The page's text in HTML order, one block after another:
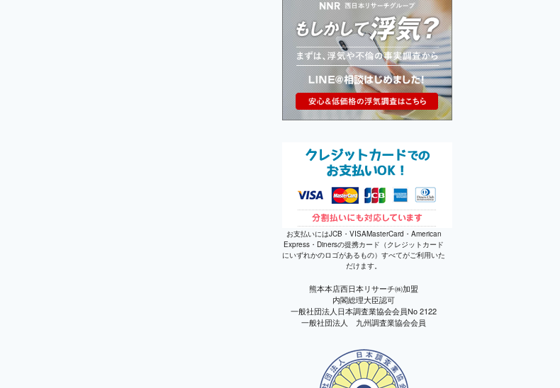
お支払いにはJCB・VISAMasterCard・American
Express・Dinersの提携カード（クレジットカード
にいずれかのロゴがあるもの）すべてがご利用いた
だけます。
熊本本店西日本リサーチ㈱加盟
内閣総理大臣認可
一般社団法人日本調査業協会会員No 2122
一般社団法人 九州調査業協会会員